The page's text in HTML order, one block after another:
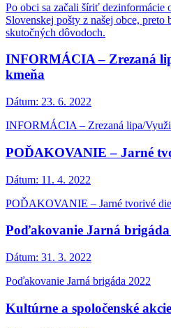
Po obci sa začali šíriť dezinformácie
Slovenskej pošty z našej obce,
skutočných dôvodoch.
INFORMÁCIA – Zrezaná
kmeňa
Dátum: 23. 6. 2022
INFORMÁCIA – Zrezaná lipa/
POĎAKOVANIE – Jarné
Dátum: 11. 4. 2022
POĎAKOVANIE – Jarné tvorivé
Poďakovanie Jarná brigáda
Dátum: 31. 3. 2022
Poďakovanie Jarná brigáda 2022
Kultúrne a spoločenské